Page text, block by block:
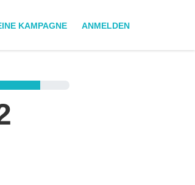
KAMPAGNE ANMELDEN